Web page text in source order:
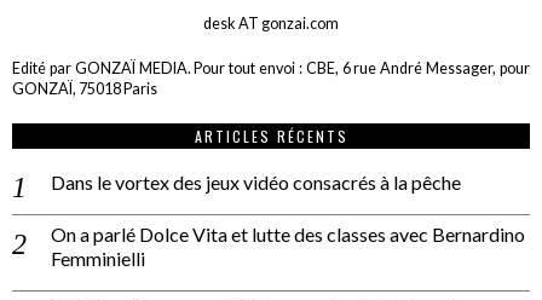
desk AT gonzai.com
Edité par GONZAÏ MEDIA. Pour tout envoi : CBE, 6 rue André Messager, pour
GONZAÏ, 75018 Paris
ARTICLES RÉCENTS
Dans le vortex des jeux vidéo consacrés à la pêche
On a parlé Dolce Vita et lutte des classes avec Bernardino
Femminielli